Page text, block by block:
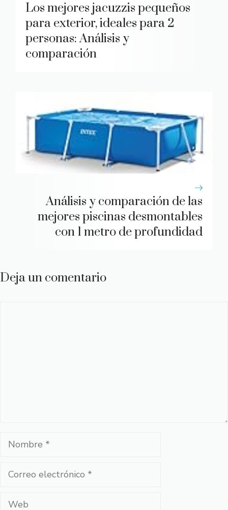
Los mejores jacuzzis pequeños
para exterior, ideales para 2
personas: Análisis y
comparación
Análisis y comparación de las
mejores piscinas desmontables
con 1 metro de profundidad
Deja un comentario
Nombre
Correo
Web